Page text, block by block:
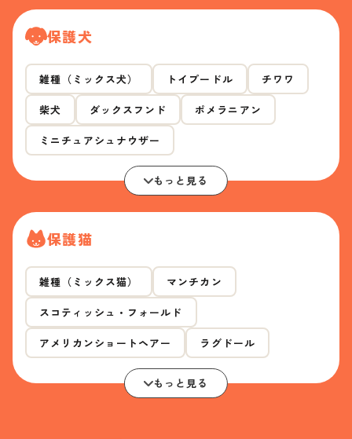
保護犬
雑種（ミックス犬） トイプードル チワワ
柴犬 ダックスフンド ポメラニアン
ミニチュアシュナウザー
もっと見る
保護猫
雑種（ミックス猫） マンチカン
スコティッシュ・フォールド
アメリカンショートヘアー ラグドール
もっと見る